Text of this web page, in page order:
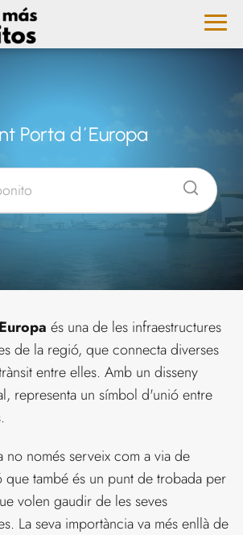
Porta d´Europa
és una de les infraestructures
de la regió, que connecta diverses
entre elles. Amb un disseny
representa un símbol d'unió entre
no només serveix com a via de
també és un punt de trobada per
volen gaudir de les seves
La seva importància va més enllà de